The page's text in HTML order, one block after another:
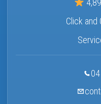
Click and